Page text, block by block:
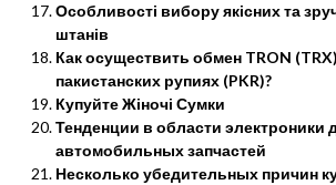
Особливості вибору якісних та
штанів
Как осуществить обмен TRON
пакистанских рупиях (PKR)?
Купуйте Жіночі Сумки
Тенденции в области электроники
автомобильных запчастей
Несколько убедительных причин